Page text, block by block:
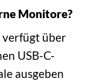
Monitore?
verfügt über
USB-C-
ausgeben